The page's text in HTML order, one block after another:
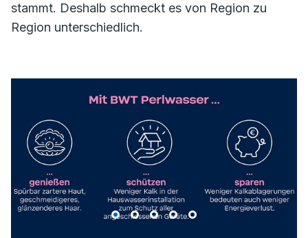
stammt. Deshalb schmeckt es von Region zu
Region unterschiedlich.